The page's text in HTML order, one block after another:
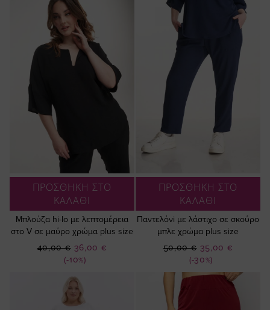
ΠΡΟΣΘΗΚΗ ΣΤΟ
ΚΑΛΑΘΙ
Μπλούζα hi-lo με λεπτομέρεια
στο V σε μαύρο χρώμα plus size
(-10%)
Ειδική
Τιμή
36,00 €
40,00 €
ΠΡΟΣΘΗΚΗ ΣΤΟ
ΚΑΛΑΘΙ
Παντελόνi με λάστιχο σε σκούρο
μπλε χρώμα plus size
(-30%)
Ειδική
Τιμή
35,00 €
50,00 €